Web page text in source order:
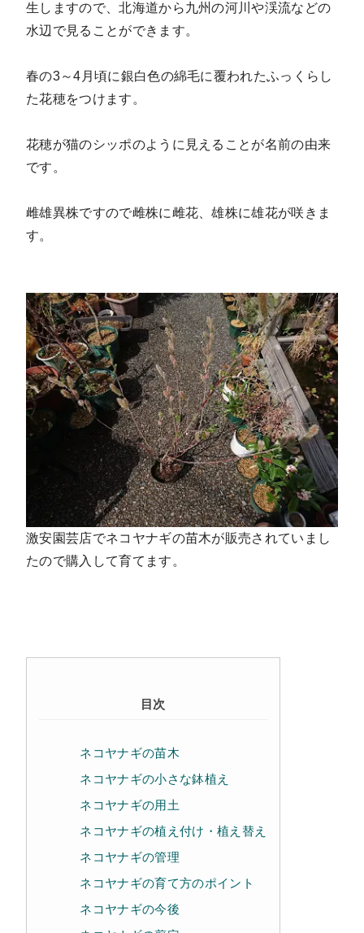
生しますので、北海道から九州の河川や渓流などの
水辺で見ることができます。
春の3～4月頃に銀白色の綿毛に覆われたふっくらし
た花穂をつけます。
花穂が猫のシッポのように見えることが名前の由来
です。
雌雄異株ですので雌株に雌花、雄株に雄花が咲きま
す。
激安園芸店でネコヤナギの苗木が販売されていまし
たので購入して育てます。
目次
ネコヤナギの苗木
ネコヤナギの小さな鉢植え
ネコヤナギの用土
ネコヤナギの植え付け・植え替え
ネコヤナギの管理
ネコヤナギの育て方のポイント
ネコヤナギの今後